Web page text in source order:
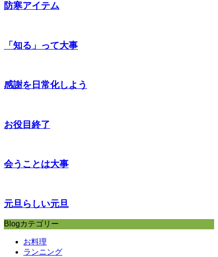
防寒アイテム
「知る」って大事
感謝を日常化しよう
お役目終了
会うことは大事
元旦らしい元旦
Blogカテゴリー
お料理
ランニング